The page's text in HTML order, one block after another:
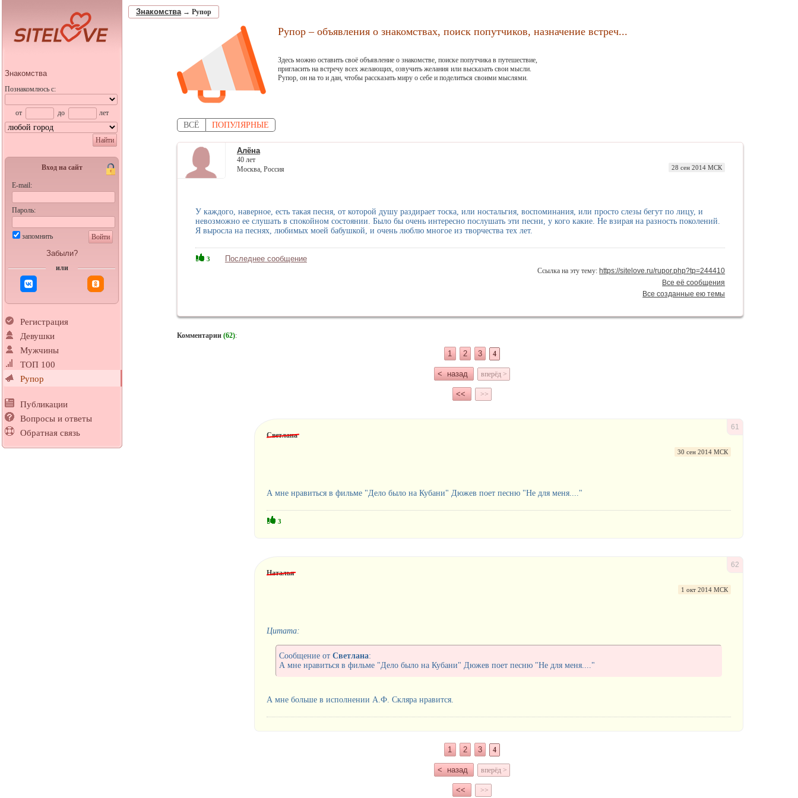
Знакомства
Познакомлюсь с:
от до лет
Найти
Вход на сайт
E-mail:
Пароль:
запомнить Войти
Забыли?
или
Регистрация
Девушки
Мужчины
ТОП 100
Рупор
Публикации
Вопросы и ответы
Обратная связь
Знакомства→ Рупор
Рупор – объявления о знакомствах, поиск попутчиков, назначение встреч...
Здесь можно оставить своё объявление о знакомстве, поиске попутчика в путешествие,
пригласить на встречу всех желающих, озвучить желания или высказать свои мысли.
Рупор, он на то и дан, чтобы рассказать миру о себе и поделиться своими мыслями.
ВСЁ ПОПУЛЯРНЫЕ
Алёна
40 лет
Москва, Россия
28 сен 2014 МСК
У каждого, наверное, есть такая песня, от которой душу раздирает тоска, или ностальгия, воспоминания, или просто слезы бегут по лицу, и
невозможно ее слушать в спокойном состоянии. Было бы очень интересно послушать эти песни, у кого какие. Не взирая на разность поколений.
Я выросла на песнях, любимых моей бабушкой, и очень люблю многое из творчества тех лет.
3 Последнее сообщение
Ссылка на эту тему: https://sitelove.ru/rupor.php?tp=244410
Все её сообщения
Все созданные ею темы
Комментарии (62):
1 2 3 4
< назад вперёд >
<< >>
61
Светлана
30 сен 2014 МСК
А мне нравиться в фильме "Дело было на Кубани" Дюжев поет песню "Не для меня...."
3
62
Наталья
1 окт 2014 МСК
Цитата:
Сообщение от Светлана:
А мне нравиться в фильме "Дело было на Кубани" Дюжев поет песню "Не для меня...."
А мне больше в исполнении А.Ф. Скляра нравится.
1 2 3 4
< назад вперёд >
<< >>